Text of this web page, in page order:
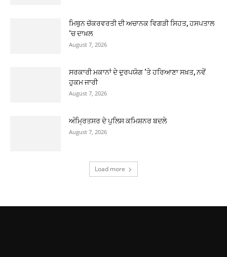
ਮਿਥੁਨ ਚੱਕਰਵਰਤੀ ਦੀ ਅਚਾਨਕ ਵਿਗੜੀ ਸਿਹਤ, ਹਸਪਤਾਲ
‘ਚ ਦਾਖ਼ਲ
August 7, 2026
ਸਰਕਾਰੀ ਮਕਾਨਾਂ ਦੇ ਦੁਰਪਯੋਗ ‘ਤੇ ਹਰਿਆਣਾ ਸਖ਼ਤ, ਨਵੇਂ
ਹੁਕਮ ਜਾਰੀ
August 7, 2026
ਅੰਮ੍ਰਿਤਸਰ ਦੇ ਪੁਲਿਸ ਕਮਿਸ਼ਨਰ ਬਦਲੇ
August 7, 2026
Load more